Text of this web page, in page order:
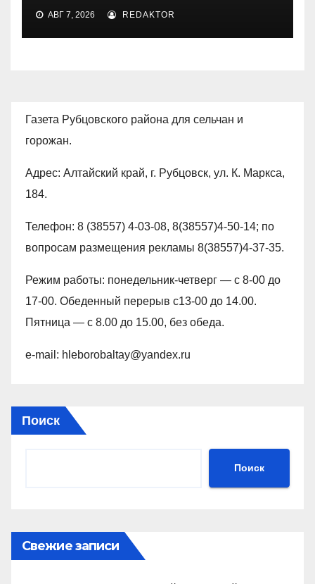
АВГ 7, 2026 REDAKTOR
Газета Рубцовского района для сельчан и
горожан.
Адрес: Алтайский край, г. Рубцовск, ул. К. Маркса,
184.
Телефон: 8 (38557) 4-03-08, 8(38557)4-50-14; по
вопросам размещения рекламы 8(38557)4-37-35.
Режим работы: понедельник-четверг — с 8-00 до
17-00. Обеденный перерыв с13-00 до 14.00.
Пятница — с 8.00 до 15.00, без обеда.
e-mail: hleborobaltay@yandex.ru
Поиск
Поиск
Свежие записи